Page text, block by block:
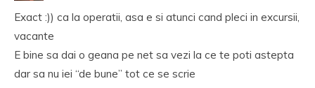
Exact :)) ca la operatii, asa e si atunci cand pleci in excursii,
vacante
E bine sa dai o geana pe net sa vezi la ce te poti astepta
dar sa nu iei “de bune” tot ce se scrie